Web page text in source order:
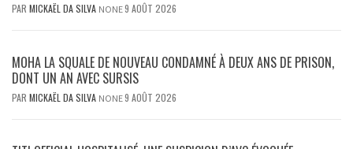
PAR MICKAËL DA SILVA NONE9 AOÛT 2026
MOHA LA SQUALE DE NOUVEAU CONDAMNÉ À DEUX ANS DE PRISON,
DONT UN AN AVEC SURSIS
PAR MICKAËL DA SILVA NONE9 AOÛT 2026